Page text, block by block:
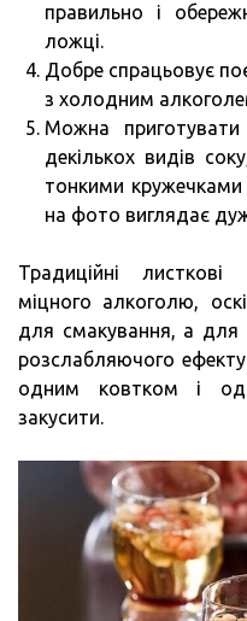
правильно і
ложці.
Добре спрацьовує
з холодним
Можна приготувати
декількох видів
тонкими
на фото виглядає
Традиційні
міцного алкоголю,
для смакування, а для
розслабляючого
одним ковтком і
закусити.